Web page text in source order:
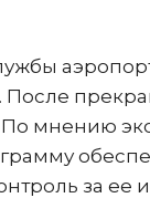
После
мнению
за ее